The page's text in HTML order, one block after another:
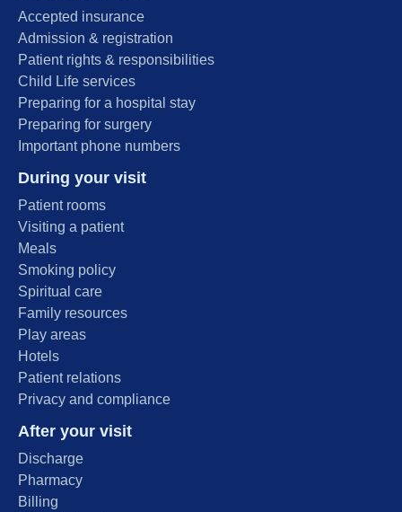
Accepted insurance
Admission & registration
Patient rights & responsibilities
Child Life services
Preparing for a hospital stay
Preparing for surgery
Important phone numbers
During your visit
Patient rooms
Visiting a patient
Meals
Smoking policy
Spiritual care
Family resources
Play areas
Hotels
Patient relations
Privacy and compliance
After your visit
Discharge
Pharmacy
Billing